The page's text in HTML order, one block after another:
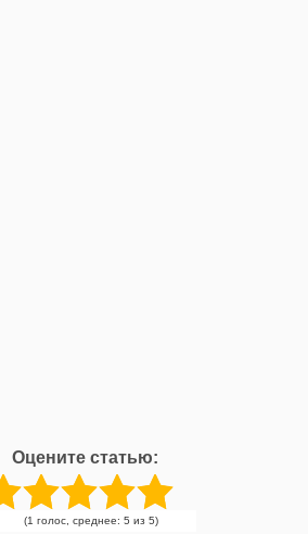
Оцените статью:
(1 голос, среднее: 5 из 5)